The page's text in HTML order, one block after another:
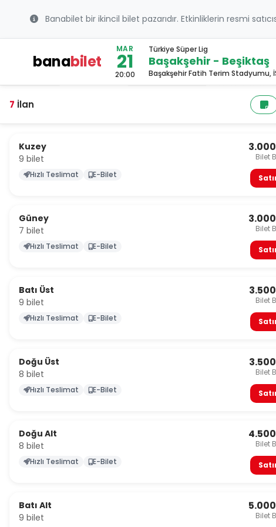
Banabilet bir ikincil bilet pazarıdır. Etkinliklerin resmi
banabilet
MAR
21
20:00
Türkiye Süper Lig
Başakşehir - Beşiktaş
Başakşehir Fatih Terim Stadyumu,
7 İlan
Kuzey
9 bilet
Bilet
Hızlı Teslimat
E-Bilet
Güney
7 bilet
Bilet
Hızlı Teslimat
E-Bilet
Batı Üst
9 bilet
Bilet
Hızlı Teslimat
E-Bilet
Doğu Üst
8 bilet
Bilet
Hızlı Teslimat
E-Bilet
Doğu Alt
8 bilet
Bilet
Hızlı Teslimat
E-Bilet
Batı Alt
9 bilet
Bilet